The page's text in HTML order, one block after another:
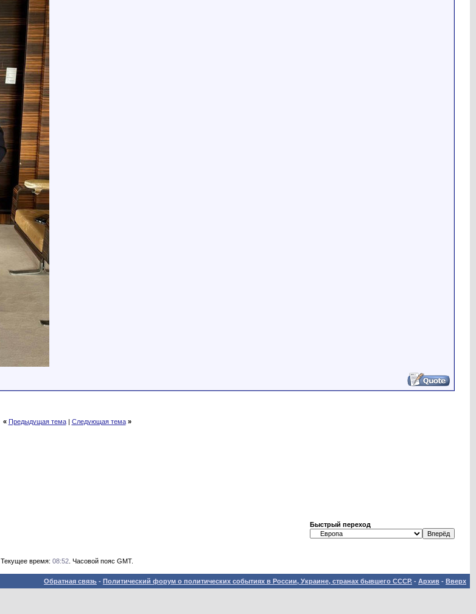
« Предыдущая тема| Следующая тема »
Быстрый переход
Текущее время: 08:52 . Часовой пояс GMT.
Обратная связь - Политический форум о политических событиях в России, Украине, странах бывшего СССР. - Архив - Вверх